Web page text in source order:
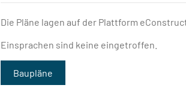
Die Pläne lagen auf der Plattform
Einsprachen sind keine eingetroffen.
Baupläne